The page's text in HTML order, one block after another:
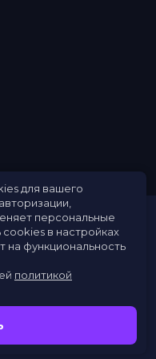
для вашего
персональные
в настройках
на функциональность
политикой